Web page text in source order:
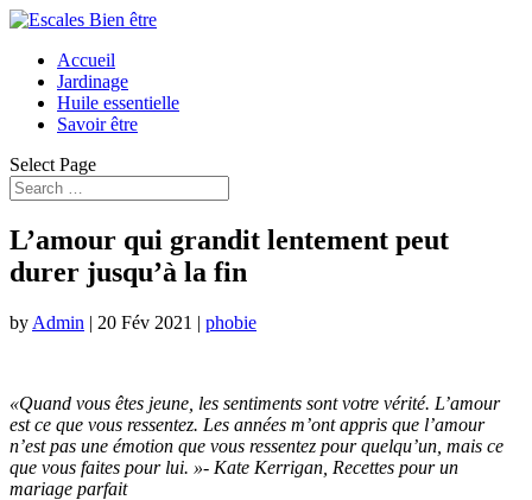
Accueil
Jardinage
Huile essentielle
Savoir être
Select Page
L’amour qui grandit lentement peut
durer jusqu’à la fin
by Admin | 20 Fév 2021 | phobie
«Quand vous êtes jeune, les sentiments sont votre vérité. L’amour
est ce que vous ressentez. Les années m’ont appris que l’amour
n’est pas une émotion que vous ressentez pour quelqu’un, mais ce
que vous faites pour lui. »- Kate Kerrigan, Recettes pour un
mariage parfait